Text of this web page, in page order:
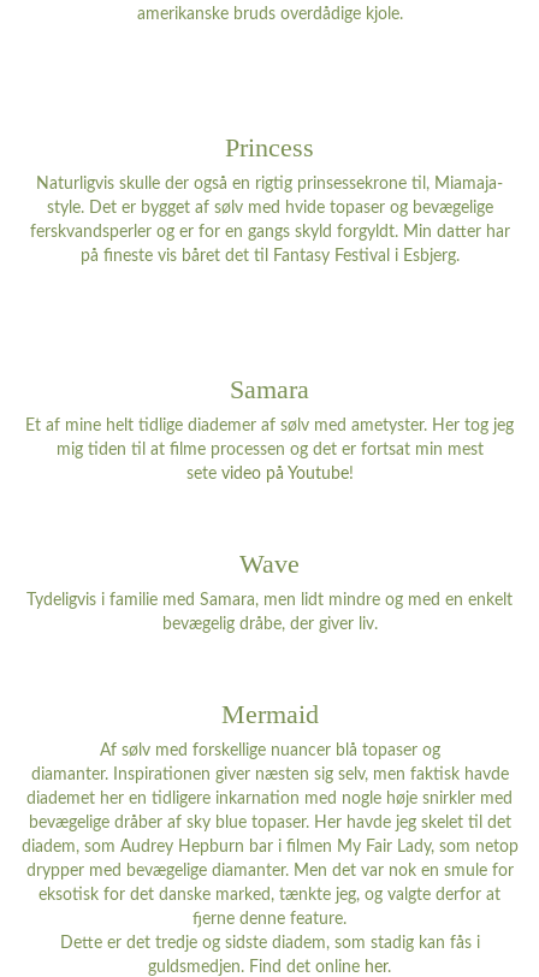
amerikanske bruds overdådige kjole.
Princess
Naturligvis skulle der også en rigtig prinsessekrone til, Miamaja-
style. Det er bygget af sølv med hvide topaser og bevægelige
ferskvandsperler og er for en gangs skyld forgyldt. Min datter har
på fineste vis båret det til Fantasy Festival i Esbjerg.
Samara
Et af mine helt tidlige diademer af sølv med ametyster. Her tog jeg
mig tiden til at filme processen og det er fortsat min mest
sete video på Youtube!
Wave
Tydeligvis i familie med Samara, men lidt mindre og med en enkelt
bevægelig dråbe, der giver liv.
Mermaid
Af sølv med forskellige nuancer blå topaser og
diamanter. Inspirationen giver næsten sig selv, men faktisk havde
diademet her en tidligere inkarnation med nogle høje snirkler med
bevægelige dråber af sky blue topaser. Her havde jeg skelet til det
diadem, som Audrey Hepburn bar i filmen My Fair Lady, som netop
drypper med bevægelige diamanter. Men det var nok en smule for
eksotisk for det danske marked, tænkte jeg, og valgte derfor at
fjerne denne feature.
Dette er det tredje og sidste diadem, som stadig kan fås i
guldsmedjen. Find det online her.